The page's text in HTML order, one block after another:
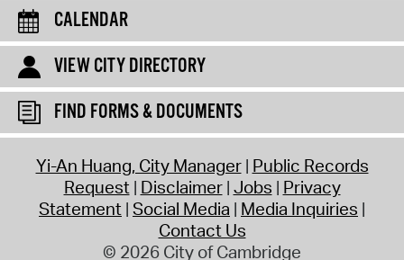
CALENDAR
VIEW CITY DIRECTORY
FIND FORMS & DOCUMENTS
Yi-An Huang, City Manager Public Records
Request Disclaimer Jobs Privacy
Statement Social Media Media Inquiries
Contact Us
© 2026 City of Cambridge